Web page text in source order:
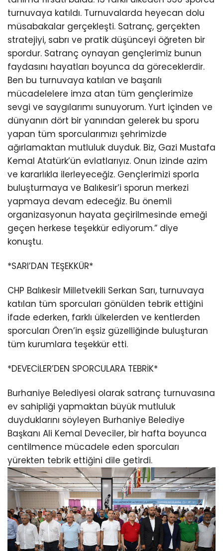
turnuvaya katıldı. Turnuvalarda heyecan dolu
müsabakalar gerçekleşti. Satranç, gerçekten
stratejiyi, sabrı ve pratik düşünceyi öğreten bir
spordur. Satranç oynayan gençlerimiz bunun
faydasını hayatları boyunca da göreceklerdir.
Ben bu turnuvaya katılan ve başarılı
mücadelelere imza atan tüm gençlerimize
sevgi ve saygılarımı sunuyorum. Yurt içinden ve
dünyanın dört bir yanından gelerek bu sporu
yapan tüm sporcularımızı şehrimizde
ağırlamaktan mutluluk duyduk. Biz, Gazi Mustafa
Kemal Atatürk’ün evlatlarıyız. Onun izinde azim
ve kararlıkla ilerleyeceğiz. Gençlerimizi sporla
buluşturmaya ve Balıkesir’i sporun merkezi
yapmaya devam edeceğiz. Bu önemli
organizasyonun hayata geçirilmesinde emeği
geçen herkese teşekkür ediyorum.” diye
konuştu.
*SARI’DAN TEŞEKKÜR*
CHP Balıkesir Milletvekili Serkan Sarı, turnuvaya
katılan tüm sporcuları gönülden tebrik ettiğini
ifade ederken, farklı ülkelerden ve kentlerden
sporcuları Ören’in eşsiz güzelliğinde buluşturan
tüm kurumlara teşekkür etti.
*DEVECİLER’DEN SPORCULARA TEBRİK*
Burhaniye Belediyesi olarak satranç turnuvasına
ev sahipliği yapmaktan büyük mutluluk
duyduklarını söyleyen Burhaniye Belediye
Başkanı Ali Kemal Deveciler, bir hafta boyunca
centilmence mücadele eden sporcuları
yürekten tebrik ettiğini dile getirdi.